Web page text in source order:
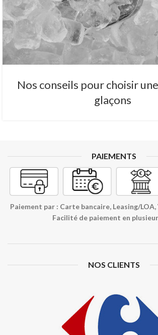
Nos conseils pour choisir
glaçons
PAIEMENTS
Paiement par : Carte bancaire, Leasing/
Facilité de paiement en
NOS CLIENTS